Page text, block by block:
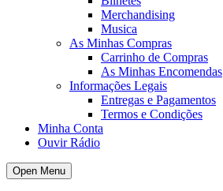
Merchandising
Musica
As Minhas Compras
Carrinho de Compras
As Minhas Encomendas
Informações Legais
Entregas e Pagamentos
Termos e Condições
Minha Conta
Ouvir Rádio
Open Menu